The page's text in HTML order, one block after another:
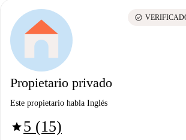
Propietario privado
Este propietario habla Inglés
star5 (15)
check_circle